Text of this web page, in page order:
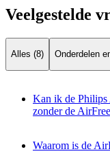
Veelgestelde
Alles (8) Onderdelen
Kan ik de Philips
zonder de
Waarom is de